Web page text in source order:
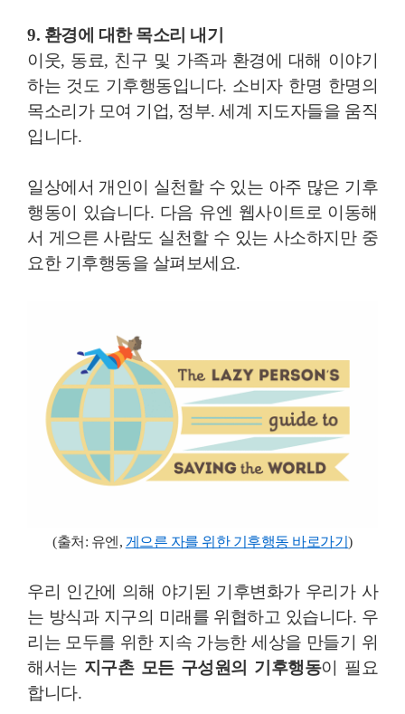
9. 환경에 대한 목소리 내기
이웃, 동료, 친구 및 가족과 환경에 대해 이야기
하는 것도 기후행동입니다. 소비자 한명 한명의
목소리가 모여 기업, 정부. 세계 지도자들을 움직
입니다.
일상에서 개인이 실천할 수 있는 아주 많은 기후
행동이 있습니다. 다음 유엔 웹사이트로 이동해
서 게으른 사람도 실천할 수 있는 사소하지만 중
요한 기후행동을 살펴보세요.
(출처: 유엔, 게으른 자를 위한 기후행동 바로가기)
우리 인간에 의해 야기된 기후변화가 우리가 사
는 방식과 지구의 미래를 위협하고 있습니다. 우
리는 모두를 위한 지속 가능한 세상을 만들기 위
해서는 지구촌 모든 구성원의 기후행동이 필요
합니다.